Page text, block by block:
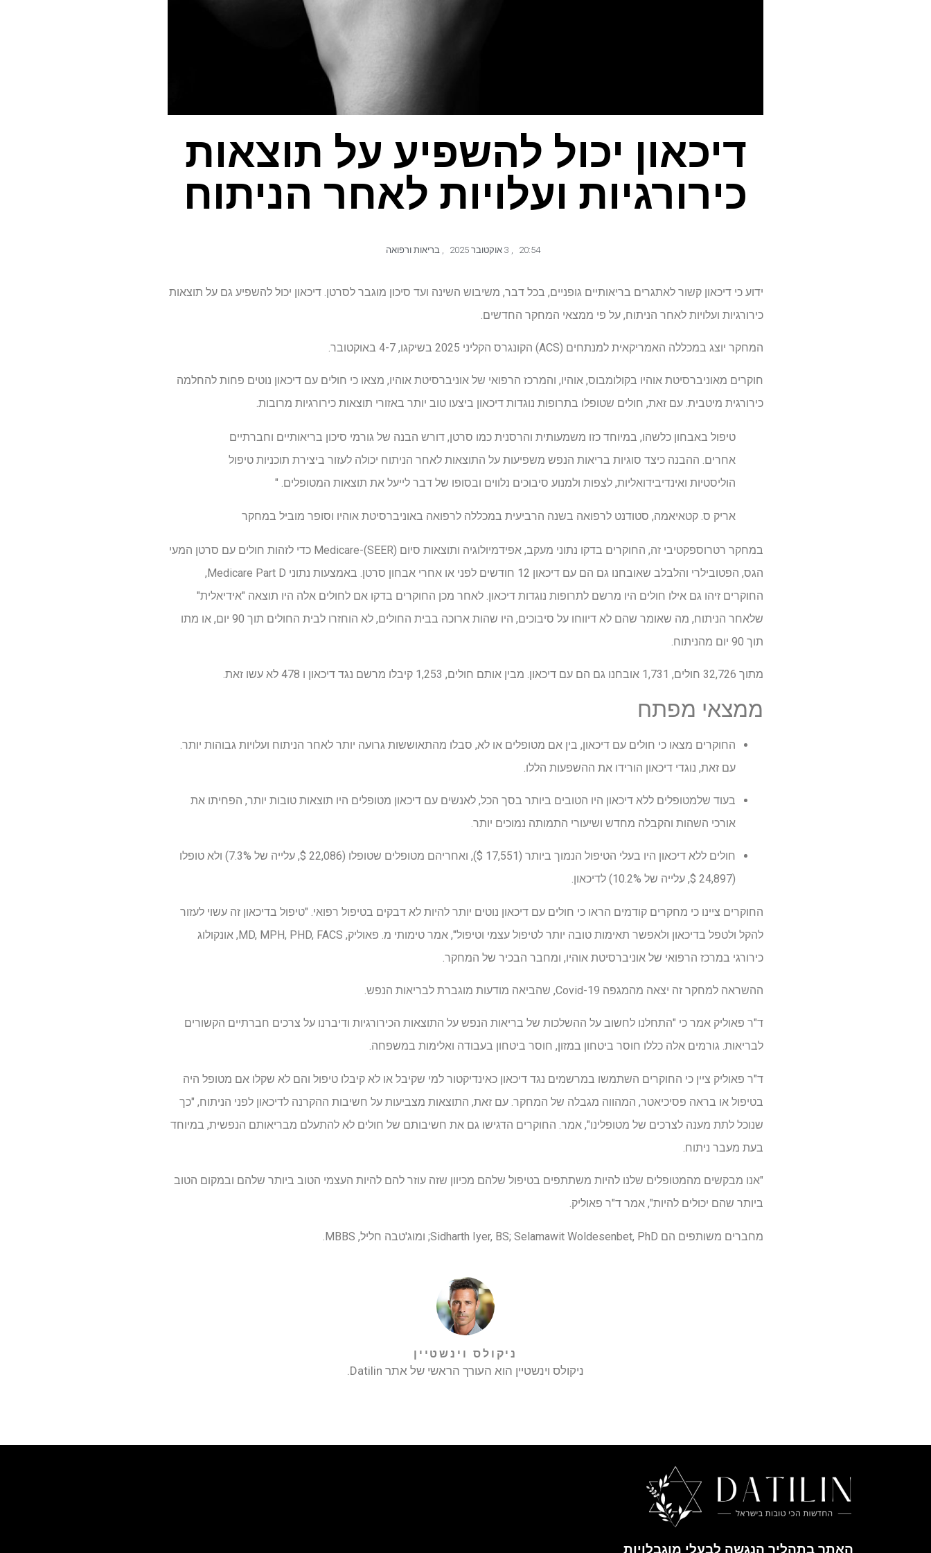
דיכאון יכול להשפיע על תוצאות
כירורגיות ועלויות לאחר הניתוח
20:54
,
, בריאות ורפואה
ידוע כי דיכאון קשור לאתגרים בריאותיים גופניים, בכל דבר, משיבוש השינה ועד סיכון מוגבר לסרטן. דיכאון יכול להשפיע גם על תוצאות
כירורגיות ועלויות לאחר הניתוח, על פי ממצאי המחקר החדשים.
המחקר יוצג במכללה האמריקאית למנתחים (ACS) הקונגרס הקליני 2025 בשיקגו, 4-7 באוקטובר.
חוקרים מאוניברסיטת אוהיו בקולומבוס, אוהיו, והמרכז הרפואי של אוניברסיטת אוהיו, מצאו כי חולים עם דיכאון נוטים פחות להחלמה
כירורגית מיטבית. עם זאת, חולים שטופלו בתרופות נוגדות דיכאון ביצעו טוב יותר באזורי תוצאות כירורגיות מרובות.
טיפול באבחון כלשהו, ​​במיוחד כזו משמעותית והרסנית כמו סרטן, דורש הבנה של גורמי סיכון בריאותיים וחברתיים
אחרים. ההבנה כיצד סוגיות בריאות הנפש משפיעות על התוצאות לאחר הניתוח יכולה לעזור ביצירת תוכניות טיפול
הוליסטיות ואינדיבידואליות, לצפות ולמנוע סיבוכים נלווים ובסופו של דבר לייעל את תוצאות המטופלים. "
אריק ס. קטאיאמה, סטודנט לרפואה בשנה הרביעית במכללה לרפואה באוניברסיטת אוהיו וסופר מוביל במחקר
במחקר רטרוספקטיבי זה, החוקרים בדקו נתוני מעקב, אפידמיולוגיה ותוצאות סיום (SEER)-Medicare כדי לזהות חולים עם סרטן המעי
הגס, הפטובילרי והלבלב שאובחנו גם הם עם דיכאון 12 חודשים לפני או אחרי אבחון סרטן. באמצעות נתוני Medicare Part D,
החוקרים זיהו גם אילו חולים היו מרשם לתרופות נוגדות דיכאון. לאחר מכן החוקרים בדקו אם לחולים אלה היו תוצאה "אידיאלית"
שלאחר הניתוח, מה שאומר שהם לא דיווחו על סיבוכים, היו שהות ארוכה בבית החולים, לא הוחזרו לבית החולים תוך 90 יום, או מתו
תוך 90 יום מהניתוח.
מתוך 32,726 חולים, 1,731 אובחנו גם הם עם דיכאון. מבין אותם חולים, 1,253 קיבלו מרשם נגד דיכאון ו 478 לא עשו זאת.
ממצאי מפתח
החוקרים מצאו כי חולים עם דיכאון, בין אם מטופלים או לא, סבלו מהתאוששות גרועה יותר לאחר הניתוח ועלויות גבוהות יותר.
עם זאת, נוגדי דיכאון הורידו את ההשפעות הללו.
בעוד שלמטופלים ללא דיכאון היו הטובים ביותר בסך הכל, לאנשים עם דיכאון מטופלים היו תוצאות טובות יותר, הפחיתו את
אורכי השהות והקבלה מחדש ושיעורי התמותה נמוכים יותר.
חולים ללא דיכאון היו בעלי הטיפול הנמוך ביותר (17,551 $), ואחריהם מטופלים שטופלו (22,086 $, עלייה של 7.3%) ולא טופלו
(24,897 $, עלייה של 10.2%) לדיכאון.
החוקרים ציינו כי מחקרים קודמים הראו כי חולים עם דיכאון נוטים יותר להיות לא דבקים בטיפול רפואי. "טיפול בדיכאון זה עשוי לעזור
להקל ולטפל בדיכאון ולאפשר תאימות טובה יותר לטיפול עצמי וטיפול", אמר טימותי מ. פאוליק, MD, MPH, PHD, FACS, אונקולוג
כירורגי במרכז הרפואי של אוניברסיטת אוהיו, ומחבר הבכיר של המחקר.
ההשראה למחקר זה יצאה מהמגפה Covid-19, שהביאה מודעות מוגברת לבריאות הנפש.
ד"ר פאוליק אמר כי "התחלנו לחשוב על ההשלכות של בריאות הנפש על התוצאות הכירורגיות ודיברנו על צרכים חברתיים הקשורים
לבריאות. גורמים אלה כללו חוסר ביטחון במזון, חוסר ביטחון בעבודה ואלימות במשפחה.
ד"ר פאוליק ציין כי החוקרים השתמשו במרשמים נגד דיכאון כאינדיקטור למי שקיבל או לא קיבלו טיפול והם לא שקלו אם מטופל היה
בטיפול או בראה פסיכיאטר, המהווה מגבלה של המחקר. עם זאת, התוצאות מצביעות על חשיבות ההקרנה לדיכאון לפני הניתוח, "כך
שנוכל לתת מענה לצרכים של מטופלינו", אמר. החוקרים הדגישו גם את חשיבותם של חולים לא להתעלם מבריאותם הנפשית, במיוחד
בעת מעבר ניתוח.
"אנו מבקשים מהמטופלים שלנו להיות משתתפים בטיפול שלהם מכיוון שזה עוזר להם להיות העצמי הטוב ביותר שלהם ובמקום הטוב
ביותר שהם יכולים להיות", אמר ד"ר פאוליק.
מחברים משותפים הם Sidharth Iyer, BS; Selamawit Woldesenbet, PhD; ומוג'טבה חליל, MBBS.
ניקולס וינשטיין
ניקולס וינשטיין הוא העורך הראשי של אתר Datilin.
האתר בתהליך הנגשה לבעלי מוגבלויות